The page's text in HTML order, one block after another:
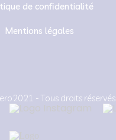
de confidentialité
Mentions légales
- Tous droits réservés